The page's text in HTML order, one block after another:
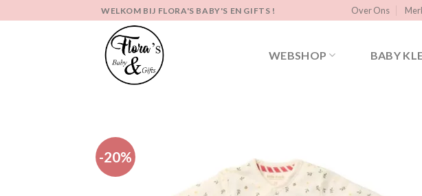
naar
WELKOM BIJ FLORA'S BABY'S EN GIFTS ! Over Ons
WEBSHOP BABY
-20%